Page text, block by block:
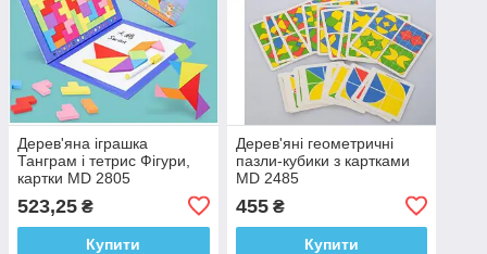
Дерев'яна іграшка
Танграм і тетрис Фігури,
картки MD 2805
523,25 ₴
Купити
Дерев'яні геометричні
пазли-кубики з картками
MD 2485
455₴
Купити